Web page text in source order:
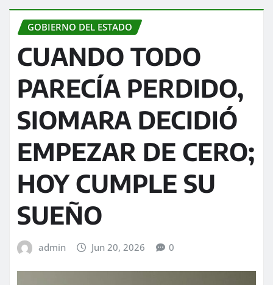
GOBIERNO DEL ESTADO
CUANDO TODO
PARECÍA PERDIDO,
SIOMARA DECIDIÓ
EMPEZAR DE CERO;
HOY CUMPLE SU
SUEÑO
admin Jun 20, 2026 0